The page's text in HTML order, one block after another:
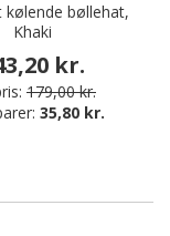
kølende bøllehat,
Khaki
kr.
179,00 kr.
35,80 kr.